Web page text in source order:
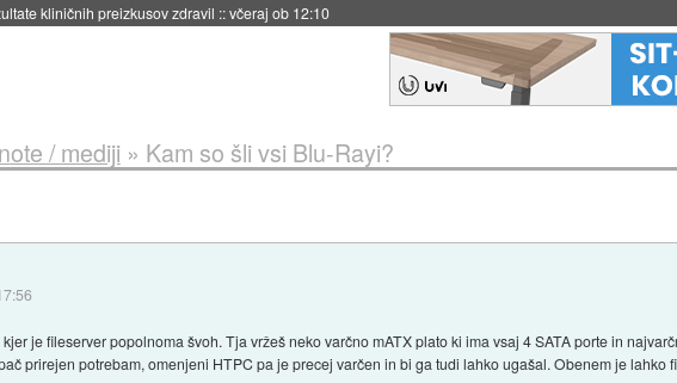
kliničnih preizkusov zdravil ::včeraj ob 12:10
/ mediji » Kam so šli vsi Blu-Rayi?
je fileserver popolnoma švoh. Tja vržeš neko varčno mATX plato ki ima vsaj 4 SATA porte in
prirejen potrebam, omenjeni HTPC pa je precej varčen in bi ga tudi lahko ugašal. Obenem je lahko